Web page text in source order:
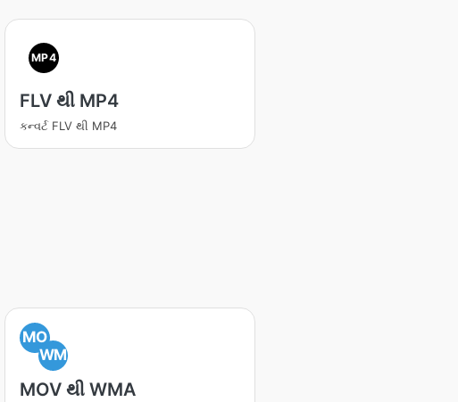
MP4
FLV થી MP4
કન્વર્ટ FLV થી MP4
MO
WM
MOV થી WMA